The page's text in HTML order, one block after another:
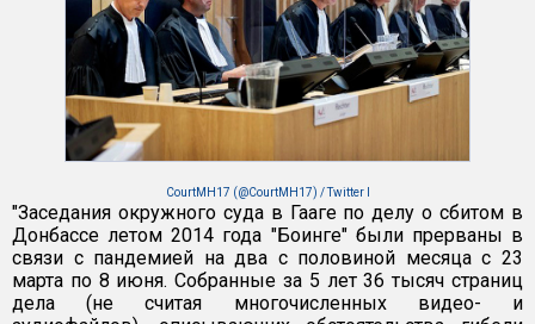
CourtMH17 (@CourtMH17) / Twitter l
"Заседания окружного суда в Гааге по делу о сбитом в
Донбассе летом 2014 года "Боинге" были прерваны в
связи с пандемией на два с половиной месяца с 23
марта по 8 июня. Собранные за 5 лет 36 тысяч страниц
дела (не считая многочисленных видео- и